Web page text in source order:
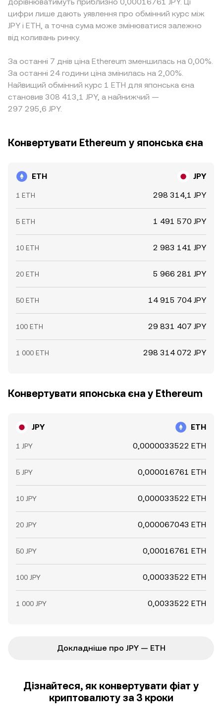
цифри лише дають уявлення про обмінний курс між
JPY і ETH, а точна сума може змінюватися залежно
від коливань ринку.
За останні 7 днів ціна Ethereum зменшилась на 0,00%.
За останні 24 години ціна змінилась на 2,00%.
Найвищий обмінний курс 1 ETH для японська єна
становив 308 413,1 JPY, а найнижчий —
297 295,6 JPY.
Конвертувати Ethereum у японська єна
ETH JPY
1 ETH 298 314,1 JPY
5 ETH 1 491 570 JPY
10 ETH 2 983 141 JPY
20 ETH 5 966 281 JPY
50 ETH 14 915 704 JPY
100 ETH 29 831 407 JPY
1 000 ETH 298 314 072 JPY
Конвертувати японська єна у Ethereum
JPY ETH
1 JPY 0,0000033522 ETH
5 JPY 0,000016761 ETH
10 JPY 0,000033522 ETH
20 JPY 0,000067043 ETH
50 JPY 0,00016761 ETH
100 JPY 0,00033522 ETH
1 000 JPY 0,0033522 ETH
Докладніше про JPY — ETH
Дізнайтеся, як конвертувати фіат у
криптовалюту за 3 кроки